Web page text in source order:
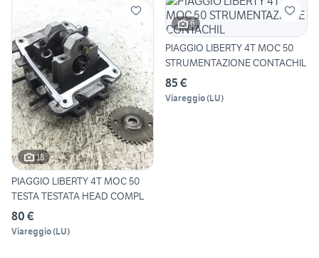
18
PIAGGIO LIBERTY 4T MOC 50
TESTA TESTATA HEAD COMPL
80 €
Viareggio(LU)
6
PIAGGIO LIBERTY 4T MOC 50
STRUMENTAZIONE CONTACHIL
85 €
Viareggio(LU)